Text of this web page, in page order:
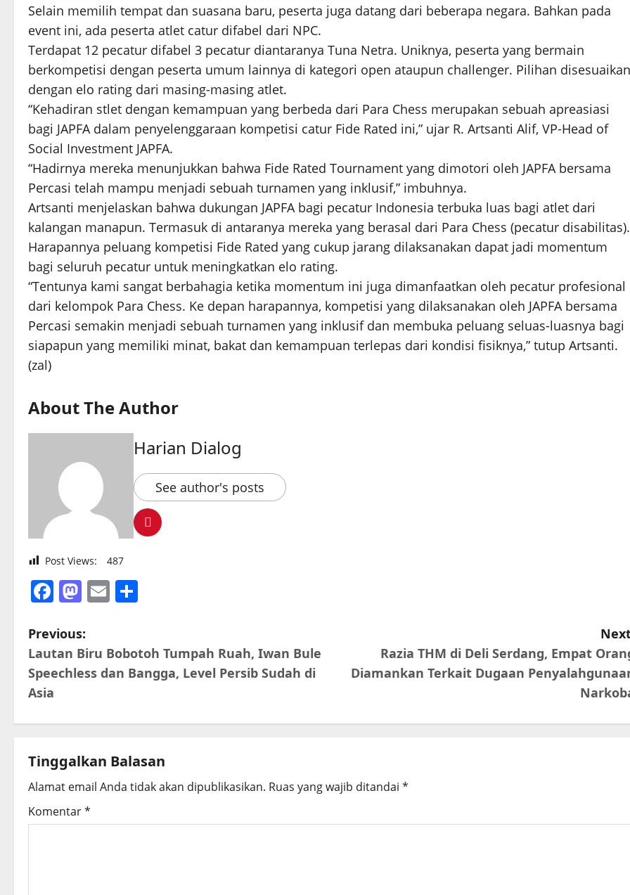
Selain memilih tempat dan suasana baru, peserta juga datang dari beberapa negara. Bahkan pada
event ini, ada peserta atlet catur difabel dari NPC.
Terdapat 12 pecatur difabel 3 pecatur diantaranya Tuna Netra. Uniknya, peserta yang bermain
berkompetisi dengan peserta umum lainnya di kategori open ataupun challenger. Pilihan disesuaikan
dengan elo rating dari masing-masing atlet.
“Kehadiran stlet dengan kemampuan yang berbeda dari Para Chess merupakan sebuah apreasiasi
bagi JAPFA dalam penyelenggaraan kompetisi catur Fide Rated ini,” ujar R. Artsanti Alif, VP-Head of
Social Investment JAPFA.
“Hadirnya mereka menunjukkan bahwa Fide Rated Tournament yang dimotori oleh JAPFA bersama
Percasi telah mampu menjadi sebuah turnamen yang inklusif,” imbuhnya.
Artsanti menjelaskan bahwa dukungan JAPFA bagi pecatur Indonesia terbuka luas bagi atlet dari
kalangan manapun. Termasuk di antaranya mereka yang berasal dari Para Chess (pecatur disabilitas).
Harapannya peluang kompetisi Fide Rated yang cukup jarang dilaksanakan dapat jadi momentum
bagi seluruh pecatur untuk meningkatkan elo rating.
“Tentunya kami sangat berbahagia ketika momentum ini juga dimanfaatkan oleh pecatur profesional
dari kelompok Para Chess. Ke depan harapannya, kompetisi yang dilaksanakan oleh JAPFA bersama
Percasi semakin menjadi sebuah turnamen yang inklusif dan membuka peluang seluas-luasnya bagi
siapapun yang memiliki minat, bakat dan kemampuan terlepas dari kondisi fisiknya,” tutup Artsanti.
(zal)
About The Author
Harian Dialog
See author's posts
Post Views: 487
Facebook
Mastodon
Email
P
o
s
t
n
a
v
Previous:
Lautan Biru Bobotoh Tumpah Ruah, Iwan Bule
Speechless dan Bangga, Level Persib Sudah di
Asia
Razia THM di Deli Serdang, Empat
Diamankan Terkait Dugaan
Tinggalkan Balasan
Alamat email Anda tidak akan dipublikasikan. Ruas yang wajib ditandai *
Komentar*